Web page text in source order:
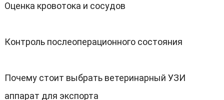
Оценка кровотока и сосудов
Контроль послеоперационного состояния
Почему стоит выбрать ветеринарный УЗИ
аппарат для экспорта